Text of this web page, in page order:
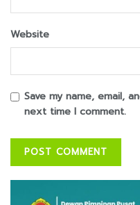
Website
Save my name, email,
next time I comment.